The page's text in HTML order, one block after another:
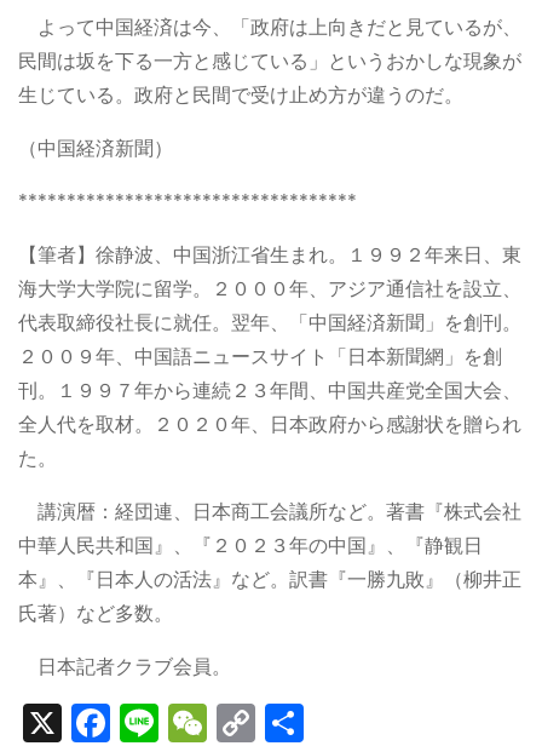
よって中国経済は今、「政府は上向きだと見ているが、
民間は坂を下る一方と感じている」というおかしな現象が
生じている。政府と民間で受け止め方が違うのだ。
（中国経済新聞）
***********************************
【筆者】徐静波、中国浙江省生まれ。１９９２年来日、東
海大学大学院に留学。２０００年、アジア通信社を設立、
代表取締役社長に就任。翌年、「中国経済新聞」を創刊。
２００９年、中国語ニュースサイト「日本新聞網」を創
刊。１９９７年から連続２３年間、中国共産党全国大会、
全人代を取材。２０２０年、日本政府から感謝状を贈られ
た。
講演暦：経団連、日本商工会議所など。著書『株式会社
中華人民共和国』、『２０２３年の中国』、『静観日
本』、『日本人の活法』など。訳書『一勝九敗』（柳井正
氏著）など多数。
日本記者クラブ会員。
X F Li W C